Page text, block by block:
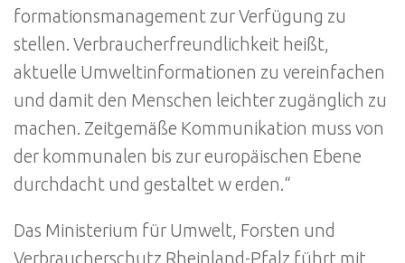
formationsmanagement zur Verfügung zu
stellen. Verbraucherfreundlichkeit heißt,
aktuelle Umweltinformationen zu vereinfachen
und damit den Menschen leichter zugänglich zu
machen. Zeitgemäße Kommunikation muss von
der kommunalen bis zur europäischen Ebene
durchdacht und gestaltet w erden.“
Das Ministerium für Umwelt, Forsten und
Verbraucherschutz Rheinland-Pfalz führt mit